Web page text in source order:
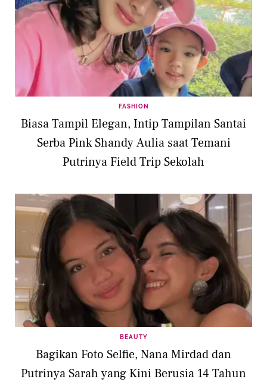
FASHION
Biasa Tampil Elegan, Intip Tampilan Santai
Serba Pink Shandy Aulia saat Temani
Putrinya Field Trip Sekolah
BEAUTY
Bagikan Foto Selfie, Nana Mirdad dan
Putrinya Sarah yang Kini Berusia 14 Tahun